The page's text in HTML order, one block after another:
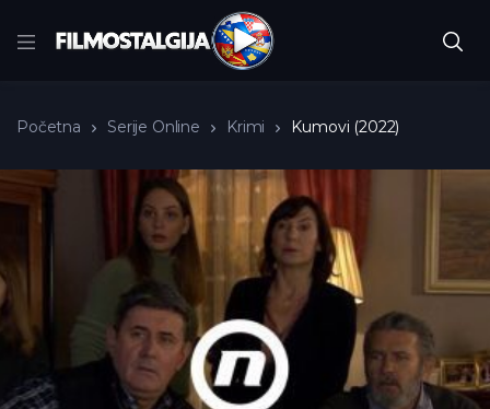
Početna Serije Online Krimi Kumovi (2022)